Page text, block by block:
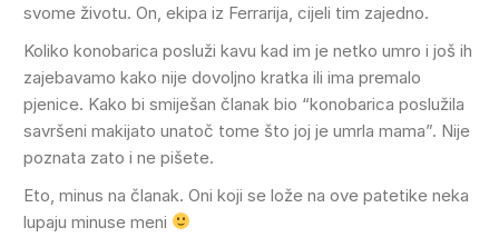
svome životu. On, ekipa iz Ferrarija, cijeli tim zajedno.
Koliko konobarica posluži kavu kad im je netko umro i još ih
zajebavamo kako nije dovoljno kratka ili ima premalo
pjenice. Kako bi smiješan članak bio “konobarica poslužila
savršeni makijato unatoč tome što joj je umrla mama”. Nije
poznata zato i ne pišete.
Eto, minus na članak. Oni koji se lože na ove patetike neka
lupaju minuse meni